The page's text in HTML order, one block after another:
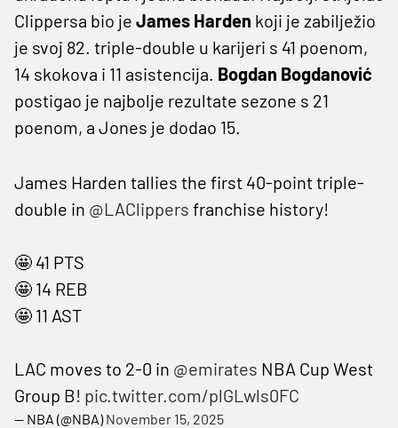
Clippersa bio je James Harden koji je zabilježio
je svoj 82. triple-double u karijeri s 41 poenom,
14 skokova i 11 asistencija. Bogdan Bogdanović
postigao je najbolje rezultate sezone s 21
poenom, a Jones je dodao 15.
James Harden tallies the first 40-point triple-
double in @LAClippers franchise history!
🤩 41 PTS
🤩 14 REB
🤩 11 AST
LAC moves to 2-0 in @emirates NBA Cup West
Group B! pic.twitter.com/plGLwls0FC
— NBA (@NBA)November 15, 2025